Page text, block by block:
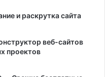
и раскрутка сайта
веб-сайтов
проектов